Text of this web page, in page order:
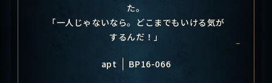
た。
「一人じゃないなら。どこまでもいける気が
するんだ！」
apt BP16-066